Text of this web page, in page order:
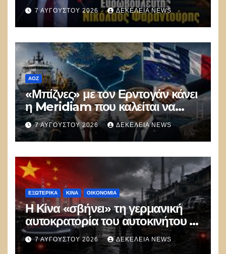
7 ΑΥΓΟΎΣΤΟΥ 2026 ΔΕΚΈΛΕΙΑ NEWS
ΑΟΖ
«Μπίζνες» με τον Ερντογάν κάνει
η Meridiam που καλείται να
ξεμπλοκάρει το καλώδιο
Ελλάδας–Κύπρου
7 ΑΥΓΟΎΣΤΟΥ 2026 ΔΕΚΈΛΕΙΑ NEWS
ΕΞΩΤΕΡΙΚΑ ΚΊΝΑ ΟΙΚΟΝΟΜΙΑ
Η Κίνα «σβήνει» τη γερμανική
αυτοκρατορία του αυτοκινήτου –
100.000 απολύσεις, λουκέτα και
πολιτικός πανικός
7 ΑΥΓΟΎΣΤΟΥ 2026 ΔΕΚΈΛΕΙΑ NEWS